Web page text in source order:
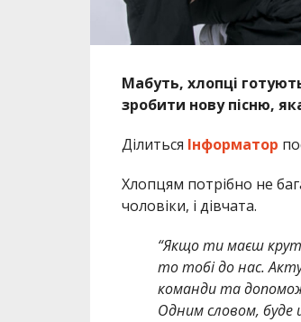
Мабуть, хлопці
зробити нову пісню,
Ділиться Інформатор
Хлопцям потрібно не
чоловіки, і дівчата.
“Якщо ти маєш
то тобі до нас.
команди та
Одним словом, буде